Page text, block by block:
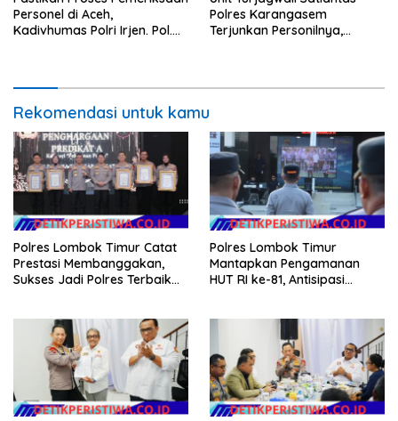
Personel di Aceh,
Kadivhumas Polri Irjen. Pol.
Polres Karangasem
Terjunkan Personilnya,
Rekomendasi untuk kamu
Polres Lombok Timur Catat
Prestasi Membanggakan,
Sukses Jadi Polres Terbaik
Polres Lombok Timur
Mantapkan Pengamanan
HUT RI ke-81, Antisipasi